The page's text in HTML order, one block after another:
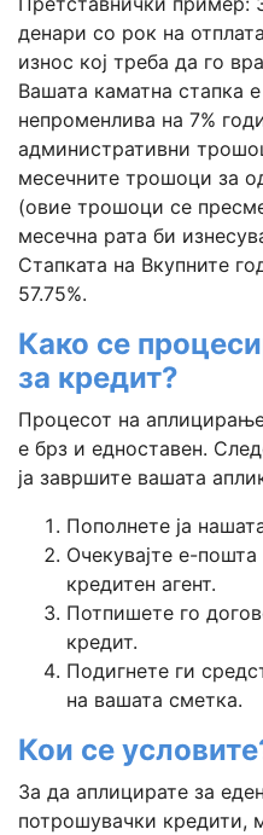
денари со рок на
износ кој треба да го
Вашата каматна стапка
непроменлива на 7%
административни
месечните трошоци за
(овие трошоци се
месечна рата би
Стапката на Вкупните
57.75%.
Како се
за кредит?
Процесот на
е брз и едноставен.
ја завршите вашата
Пополнете ја
Очекувајте е-
кредитен агент.
Потпишете го
кредит.
Подигнете ги
на вашата сметка.
Кои се
За да аплицирате за
потрошувачки кредити,